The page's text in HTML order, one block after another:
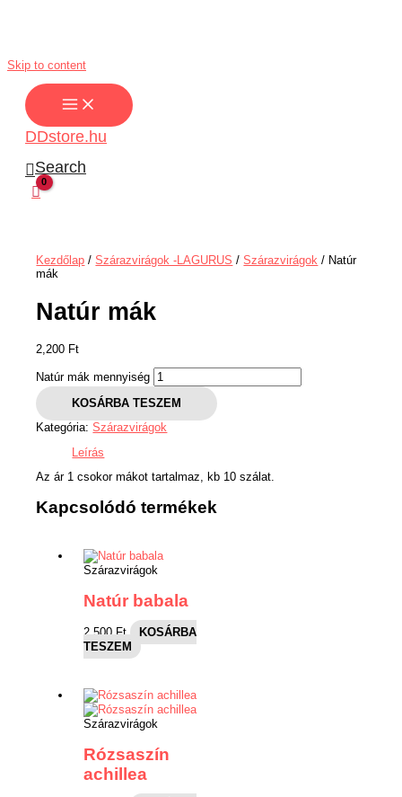
Skip to content
DDstore.hu
Search
Kezdőlap /Szárazvirágok -LAGURUS /Szárazvirágok / Natúr
mák
Natúr mák
2,200 Ft
Natúr mák mennyiség
KOSÁRBA TESZEM
Kategória:Szárazvirágok
Leírás
Az ár 1 csokor mákot tartalmaz, kb 10 szálat.
Kapcsolódó termékek
Szárazvirágok
Natúr babala
2,500Ft
KOSÁRBA
TESZEM
Szárazvirágok
Rózsaszín
achillea